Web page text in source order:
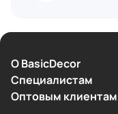
О BasicDecor
Cпециалистам
Оптовым клиентам